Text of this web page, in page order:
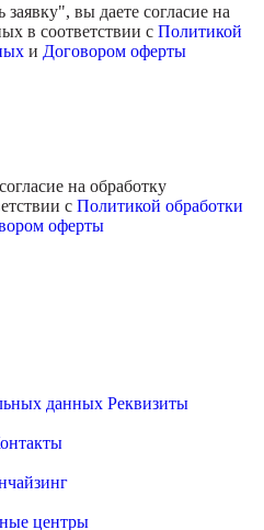
заявку", вы даете согласие на
в соответствии с Политикой
и Договором оферты
на обработку
с Политикой обработки
оферты
данных Реквизиты
центры